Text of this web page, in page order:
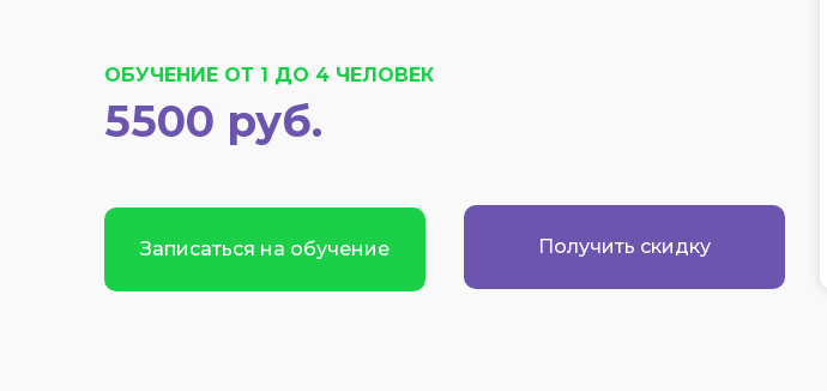
Записаться на обучение
ОБУЧЕНИЕ ОТ 1 ДО 4 ЧЕЛОВЕК
5500 руб.
Получить скидку